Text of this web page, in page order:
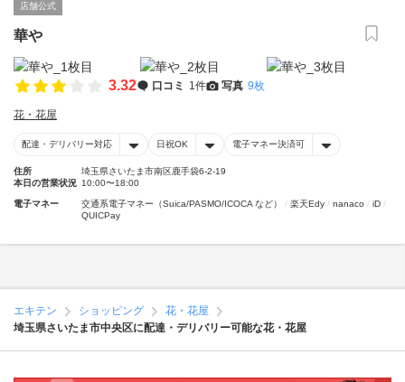
店舗公式
華や
3.32 口コミ 1件 写真 9枚
花・花屋
配達・デリバリー対応 日祝OK 電子マネー決済可
住所
埼玉県さいたま市南区鹿手袋6-2-19
本日の営業状況 10:00〜18:00
電子マネー 交通系電子マネー（Suica/PASMO/ICOCA など） 楽天Edy nanaco
iD
QUICPay
エキテン ショッピング
花・花屋
埼玉県さいたま市中央区に配達・デリバリー可能な花・花屋